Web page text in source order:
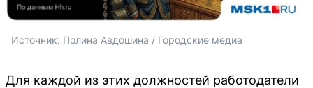
Источник: Полина Авдошина / Городские медиа
Для каждой из этих должностей работодатели